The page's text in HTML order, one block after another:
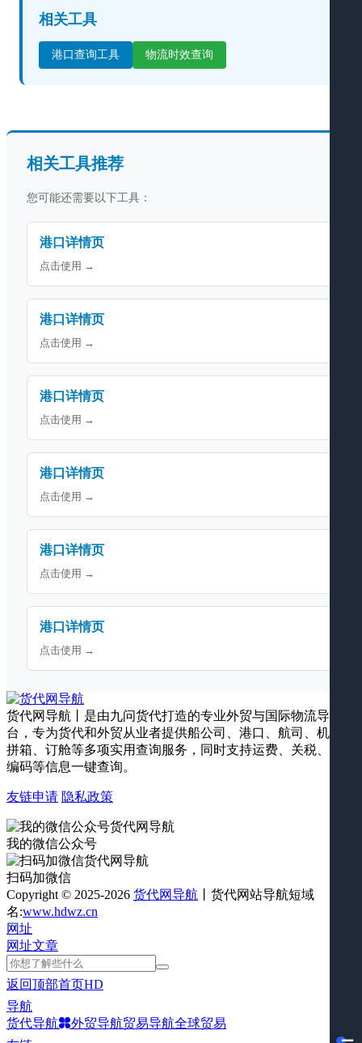
相关工具
港口查询工具 物流时效查询
相关工具推荐
您可能还需要以下工具：
港口详情页
点击使用 →
港口详情页
点击使用 →
港口详情页
点击使用 →
港口详情页
点击使用 →
港口详情页
点击使用 →
港口详情页
点击使用 →
货代网导航丨是由九问货代打造的专业外贸与国际物流导航平
台，专为货代和外贸从业者提供船公司、港口、航司、机场、
拼箱、订舱等多项实用查询服务，同时支持运费、关税、海关
编码等信息一键查询。
友链申请 隐私政策
我的微信公众号
扫码加微信
Copyright © 2025-2026 货代网导航 丨货代网站导航短域
名:www.hdwz.cn
网址
网址文章
返回顶部首页HD
导航
货代导航
外贸导航贸易导航全球贸易